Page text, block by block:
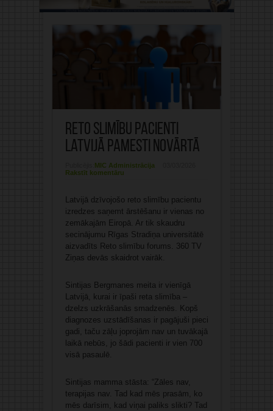
Reto slimību pacienti
Latvijā pamesti novārtā
MIC Administrācija
Rakstīt komentāru
Latvijā dzīvojošo reto slimību pacientu
izredzes saņemt ārstēšanu ir vienas no
zemākajām Eiropā. Ar tik skaudru
secinājumu Rīgas Stradiņa universitātē
aizvadīts Reto slimību forums. 360 TV
Ziņas devās skaidrot vairāk.
Sintijas Bergmanes meita ir vienīgā
Latvijā, kurai ir īpaši reta slimība –
dzelzs uzkrāšanās smadzenēs. Kopš
diagnozes uzstādīšanas ir pagājuši pieci
gadi, taču zāļu joprojām nav un tuvākajā
laikā nebūs, jo šādi pacienti ir vien 700
visā pasaulē.
Sintijas mamma stāsta: “Zāles nav,
terapijas nav. Tad kad mēs prasām, ko
mēs darīsim, kad viņai paliks slikti? Tad